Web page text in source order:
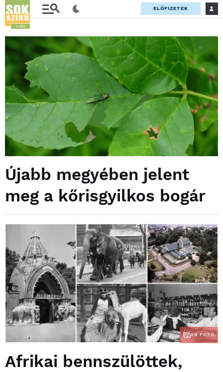
ELŐFIZETEK
Újabb megyében jelent
meg a kőrisgyilkos bogár
29 FOTÓ
Afrikai bennszülöttek,